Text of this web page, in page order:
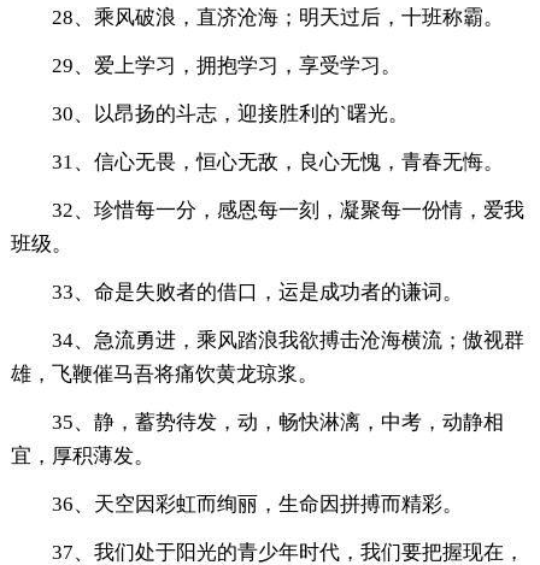
28、乘风破浪，直济沧海；明天过后，十班称霸。
29、爱上学习，拥抱学习，享受学习。
30、以昂扬的斗志，迎接胜利的`曙光。
31、信心无畏，恒心无敌，良心无愧，青春无悔。
32、珍惜每一分，感恩每一刻，凝聚每一份情，爱我
班级。
33、命是失败者的借口，运是成功者的谦词。
34、急流勇进，乘风踏浪我欲搏击沧海横流；傲视群
雄，飞鞭催马吾将痛饮黄龙琼浆。
35、静，蓄势待发，动，畅快淋漓，中考，动静相
宜，厚积薄发。
36、天空因彩虹而绚丽，生命因拼搏而精彩。
37、我们处于阳光的青少年时代，我们要把握现在，